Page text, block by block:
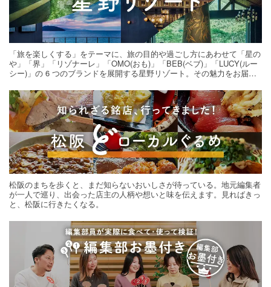
「旅を楽しくする」をテーマに、旅の目的や過ごし方にあわせて「星の
や」「界」「リゾナーレ」「OMO(おも)」「BEB(ベブ)」「LUCY(ルー
シー)」の 6 つのブランドを展開する星野リゾート。その魅力をお届け
松阪のまちを歩くと、まだ知らないおいしさが待っている。地元編集者
が一人で巡り、出会った店主の人柄や想いと味を伝えます。見ればきっ
と、松阪に行きたくなる。